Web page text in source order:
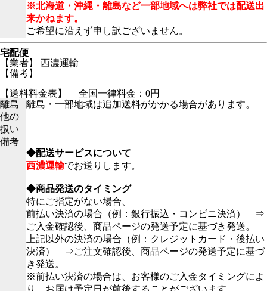
※北海道・沖縄・離島など一部地域へは弊社では配送出
来かねます。
ご希望に沿えず申し訳ございません。
宅配便
【業者】 西濃運輸
【備考】
【送料料金表】
全国一律料金：0円
離島
他の
扱い
離島・一部地域は追加送料がかかる場合があります。
備考
◆配送サービスについて
西濃運輸でお送りします。
◆商品発送のタイミング
特にご指定がない場合、
前払い決済の場合（例：銀行振込・コンビニ決済） ⇒
ご入金確認後、商品ページの発送予定に基づき発送。
上記以外の決済の場合（例：クレジットカード・後払い
決済） ⇒ご注文確認後、商品ページの発送予定に基づ
き発送。
※前払い決済の場合は、お客様のご入金タイミングによ